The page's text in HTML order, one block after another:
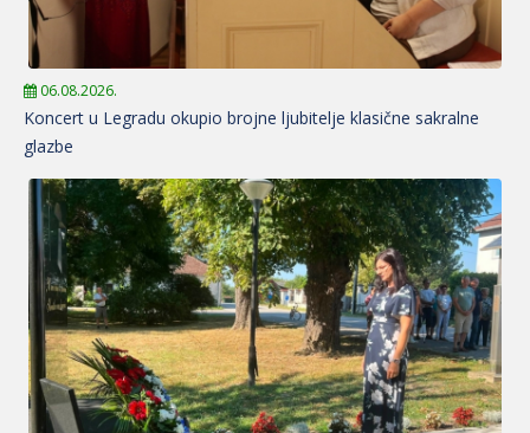
06.08.2026.
Koncert u Legradu okupio brojne ljubitelje klasične sakralne
glazbe